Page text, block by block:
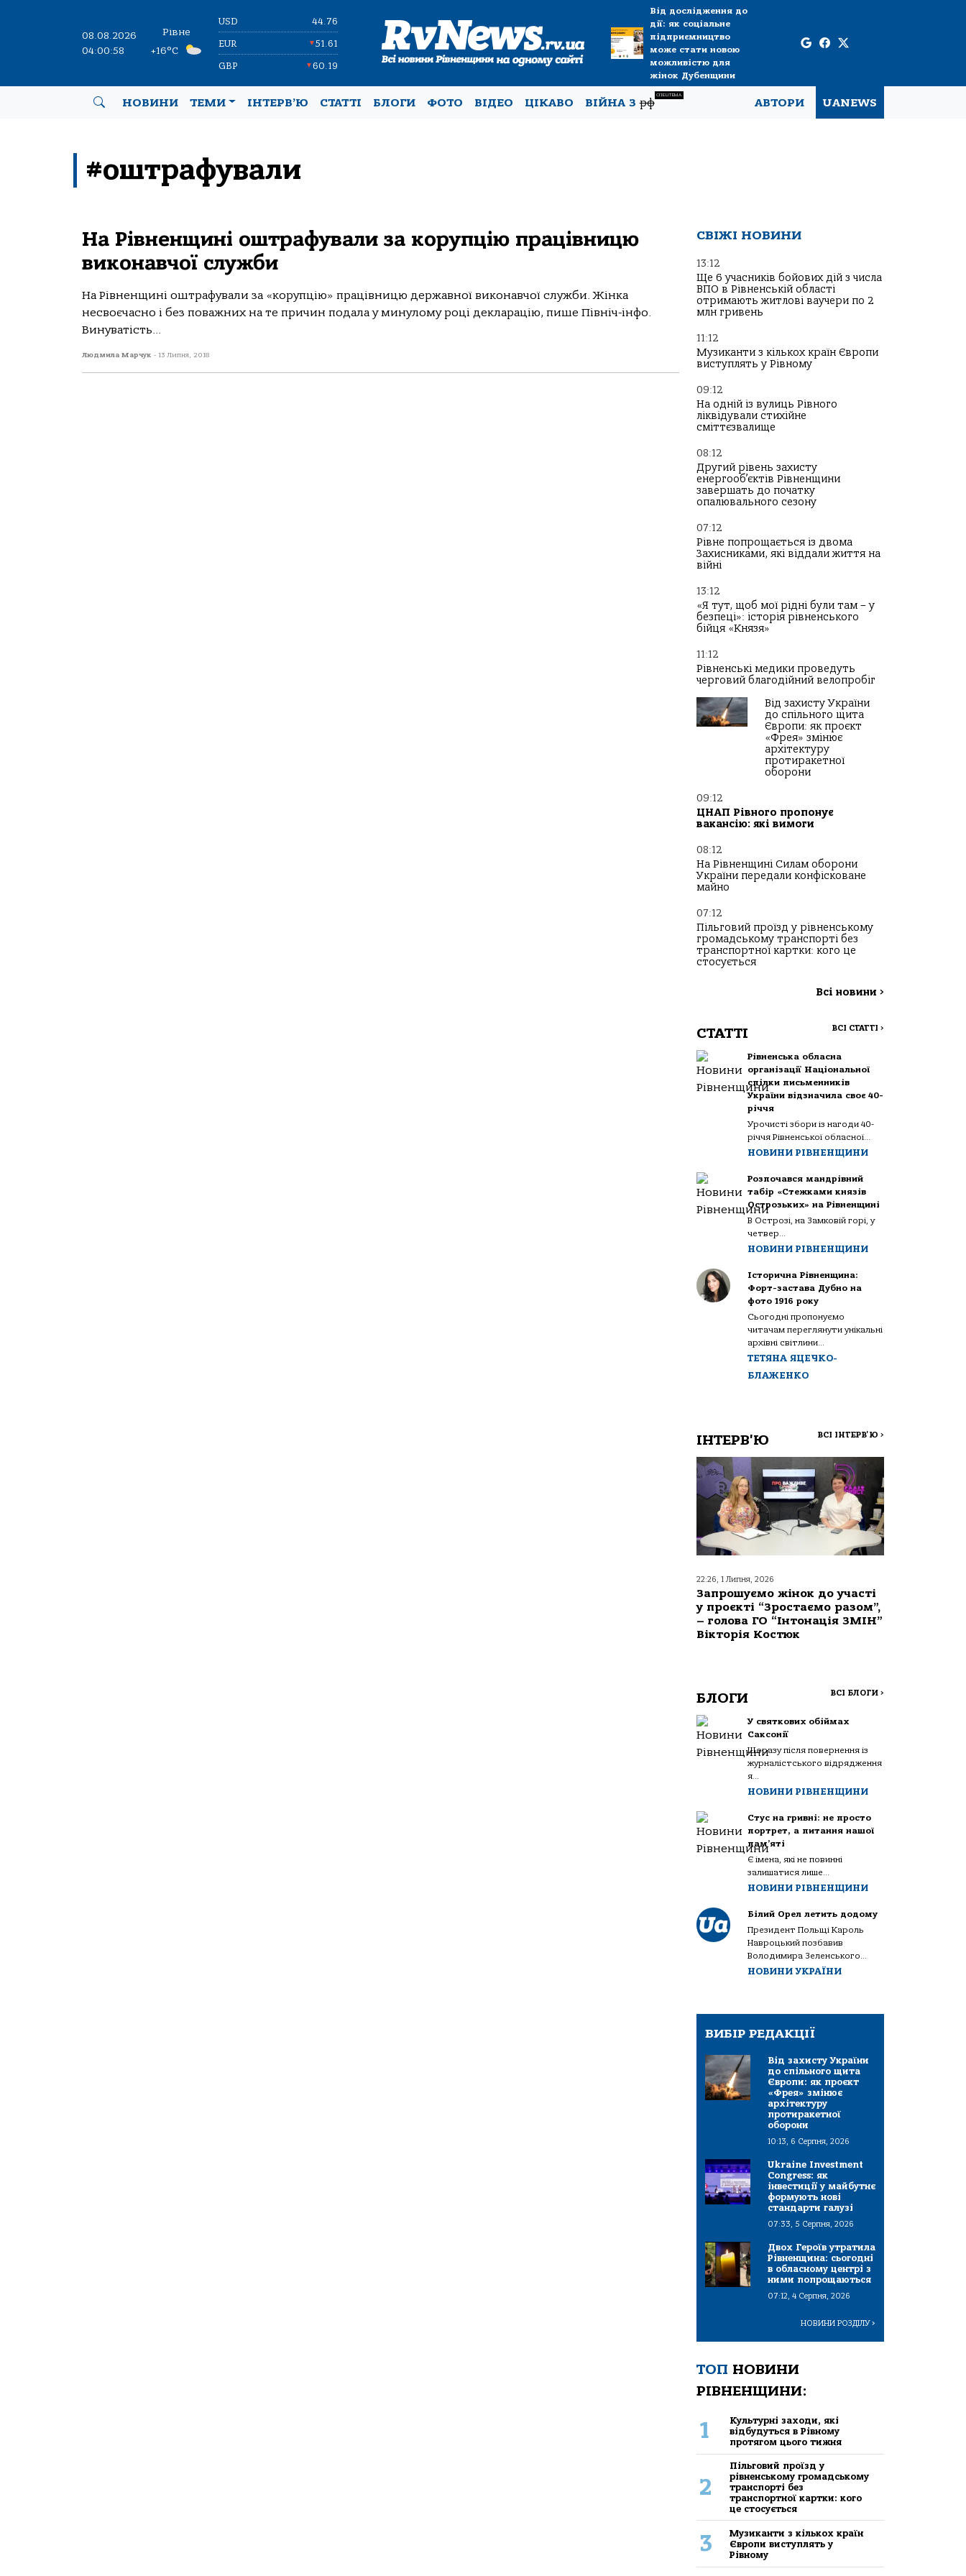
08.08.2026
04:00:59
Рівне
+16°C
USD 44.76
EUR ▼51.61
GBP ▼60.19
Від дослідження до
дії: як соціальне
підприємництво
може стати новою
можливістю для
жінок Дубенщини
НОВИНИ ТЕМИ ІНТЕРВ’Ю СТАТТІ БЛОГИ ФОТО ВІДЕО ЦІКАВО ВІЙНА Зрф
СПЕЦТЕМА
АВТОРИ UANEWS
#оштрафували
На Рівненщині оштрафували за корупцію працівницю
виконавчої служби
На Рівненщині оштрафували за «корупцію» працівницю державної виконавчої служби. Жінка
несвоєчасно і без поважних на те причин подала у минулому році декларацію, пише Північ-інфо.
Винуватість...
Людмила Марчук - 13 Липня, 2018
СВІЖІ НОВИНИ
13:12
Ще 6 учасників бойових дій з числа
ВПО в Рівненській області
отримають житлові ваучери по 2
млн гривень
11:12
Музиканти з кількох країн Європи
виступлять у Рівному
09:12
На одній із вулиць Рівного
ліквідували стихійне
сміттєзвалище
08:12
Другий рівень захисту
енергооб’єктів Рівненщини
завершать до початку
опалювального сезону
07:12
Рівне попрощається із двома
Захисниками, які віддали життя на
війні
13:12
«Я тут, щоб мої рідні були там – у
безпеці»: історія рівненського
бійця «Князя»
11:12
Рівненські медики проведуть
черговий благодійний велопробіг
Від захисту України
до спільного щита
Європи: як проєкт
«Фрея» змінює
архітектуру
протиракетної
оборони
09:12
ЦНАП Рівного пропонує
вакансію: які вимоги
08:12
На Рівненщині Силам оборони
України передали конфісковане
майно
07:12
Пільговий проїзд у рівненському
громадському транспорті без
транспортної картки: кого це
стосується
Всі новини >
СТАТТІ ВСІ СТАТТІ >
Рівненська обласна
організації Національної
спілки письменників
України відзначила своє 40-
річчя
Урочисті збори із нагоди 40-
річчя Рівненської обласної...
НОВИНИ РІВНЕНЩИНИ
Розпочався мандрівний
табір «Стежками князів
Острозьких» на Рівненщині
В Острозі, на Замковій горі, у
четвер...
НОВИНИ РІВНЕНЩИНИ
Історична Рівненщина:
Форт-застава Дубно на
фото 1916 року
Сьогодні пропонуємо
читачам переглянути унікальні
архівні світлини...
ТЕТЯНА ЯЦЕЧКО-
БЛАЖЕНКО
ІНТЕРВ'Ю ВСІ ІНТЕРВ'Ю >
22:26, 1 Липня, 2026
Запрошуємо жінок до участі
у проєкті “Зростаємо разом”,
– голова ГО “Інтонація ЗМІН”
Вікторія Костюк
БЛОГИ ВСІ БЛОГИ >
У святкових обіймах
Саксонії
Щоразу після повернення із
журналістського відрядження
я...
НОВИНИ РІВНЕНЩИНИ
Стус на гривні: не просто
портрет, а питання нашої
пам’яті
Є імена, які не повинні
залишатися лише...
НОВИНИ РІВНЕНЩИНИ
Білий Орел летить додому
Президент Польщі Кароль
Навроцький позбавив
Володимира Зеленського...
НОВИНИ УКРАЇНИ
ВИБІР РЕДАКЦІЇ
Від захисту України
до спільного щита
Європи: як проєкт
«Фрея» змінює
архітектуру
протиракетної
оборони
10:13, 6 Серпня, 2026
Ukraine Investment
Congress: як
інвестиції у майбутнє
формують нові
стандарти галузі
07:33, 5 Серпня, 2026
Двох Героїв утратила
Рівненщина: сьогодні
в обласному центрі з
ними попрощаються
07:12, 4 Серпня, 2026
НОВИНИ РОЗДІЛУ>
ТОП НОВИНИ
РІВНЕНЩИНИ:
1
Культурні заходи, які
відбудуться в Рівному
протягом цього тижня
2
Пільговий проїзд у
рівненському громадському
транспорті без
транспортної картки: кого
це стосується
3
Музиканти з кількох країн
Європи виступлять у
Рівному